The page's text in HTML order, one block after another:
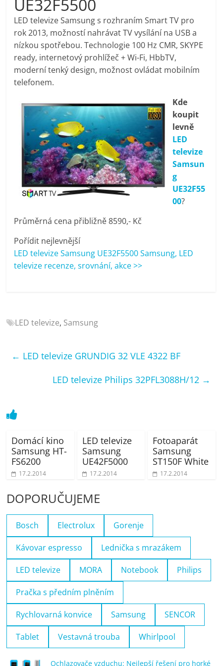
pračky,
televize,
notebooky,
mobilní
telefony,
kávovary,
bazény
elektronika
Elektro
OK,
recenze,
telefony,
UE32F5500
LED televize Samsung s rozhraním Smart TV pro
rok 2013, možností nahrávat TV vysílání na USB a
nízkou spotřebou. Technologie 100 Hz CMR, SKYPE
ready, internetový prohlížeč + Wi-Fi, HbbTV,
moderní tenký design, možnost ovládat mobilním
telefonem.
Kde
koupit
levně
LED
televize
Samsun
g
UE32F55
00?
Průměrná cena přibližně 8590,- Kč
Pořídit nejlevnější
LED televize Samsung UE32F5500 Samsung, LED
televize recenze, srovnání, akce >>
LED televize, Samsung
← LED televize GRUNDIG 32 VLE 4322 BF
LED televize Philips 32PFL3088H/12 →
Domácí kino
Samsung HT-
FS6200
17.2.2014
LED televize
Samsung
UE42F5000
17.2.2014
Fotoaparát
Samsung
ST150F White
17.2.2014
DOPORUČUJEME
Bosch Electrolux Gorenje
Kávovar espresso Lednička s mrazákem
LED televize MORA Notebook Philips
Pračka s předním plněním
Rychlovarná konvice Samsung SENCOR
Tablet Vestavná trouba Whirlpool
Ochlazovače vzduchu: Nejlepší řešení pro horké